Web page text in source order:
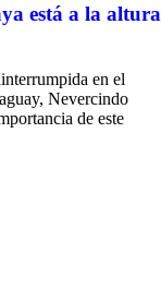
está a la altura
en el
Nevercindo
de este